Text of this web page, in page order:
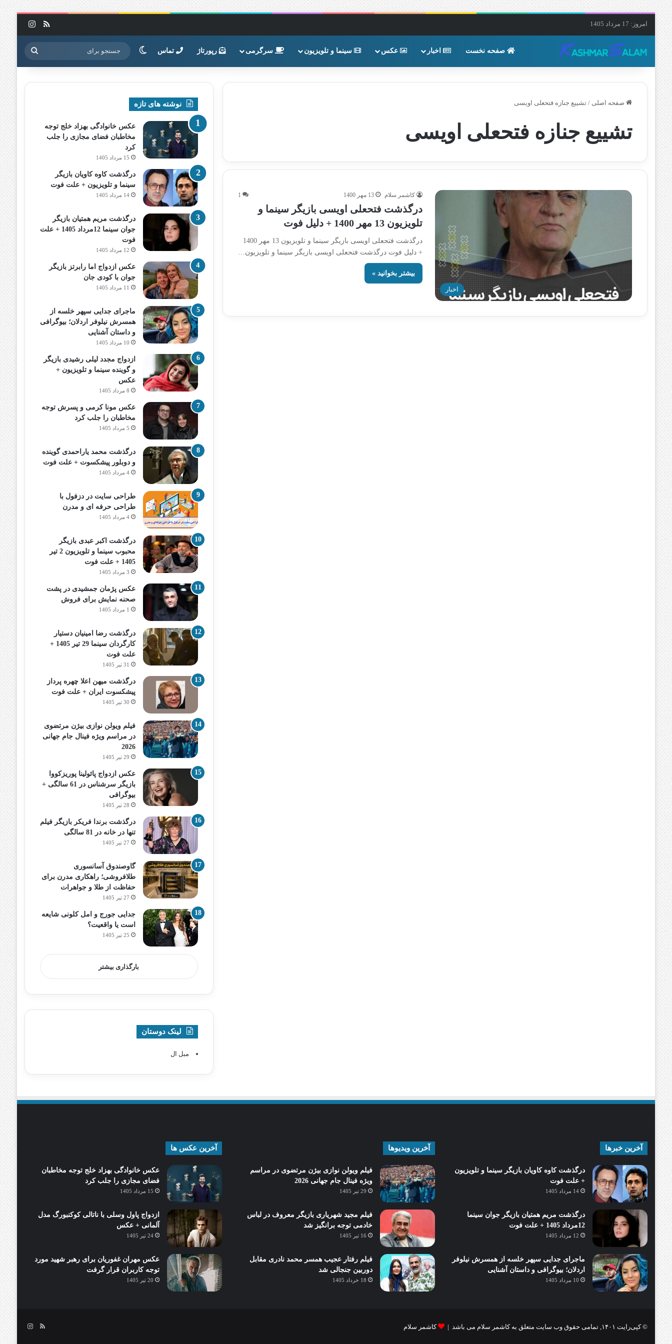
امروز: 17 مرداد 1405 خوراک
صفحه نخست اخبار عکس سینما و تلویزیون سرگرمی رپورتاژ تماس تغییر پوسته جستجو
برای
صفحه اصلی / تشییع جنازه فتحعلی اویسی
تشییع جنازه فتحعلی اویسی
اخبار
کاشمر سلام 13 مهر 1400 1
درگذشت فتحعلی اویسی بازیگر سینما و
تلویزیون 13 مهر 1400 + دلیل فوت
درگذشت فتحعلی اویسی بازیگر سینما و تلویزیون 13 مهر 1400
+ دلیل فوت درگذشت فتحعلی اویسی بازیگر سینما و تلویزیون…
بیشتر بخوانید »
نوشته های تازه
عکس خانوادگی بهزاد خلج توجه
مخاطبان فضای مجازی را جلب
کرد
15 مرداد 1405
درگذشت کاوه کاویان بازیگر
سینما و تلویزیون + علت فوت
14 مرداد 1405
درگذشت مریم همتیان بازیگر
جوان سینما 12مرداد 1405 + علت
فوت
12 مرداد 1405
عکس ازدواج اما رابرتز بازیگر
جوان با کودی جان
11 مرداد 1405
ماجرای جدایی سپهر خلسه از
همسرش نیلوفر اردلان؛ بیوگرافی
و داستان آشنایی
10 مرداد 1405
ازدواج مجدد لیلی رشیدی بازیگر
و گوینده سینما و تلویزیون +
عکس
8 مرداد 1405
عکس مونا کرمی و پسرش توجه
مخاطبان را جلب کرد
5 مرداد 1405
درگذشت محمد یاراحمدی گوینده
و دوبلور پیشکسوت + علت فوت
4 مرداد 1405
طراحی سایت در دزفول با
طراحی حرفه‌ ای و مدرن
4 مرداد 1405
درگذشت اکبر عبدی بازیگر
محبوب سینما و تلویزیون 2 تیر
1405 + علت فوت
3 مرداد 1405
عکس پژمان جمشیدی در پشت
صحنه نمایش برای فروش
1 مرداد 1405
درگذشت رضا امینیان دستیار
کارگردان سینما 29 تیر 1405 +
علت فوت
31 تیر 1405
درگذشت میهن اعلا چهره پرداز
پیشکسوت ایران + علت فوت
30 تیر 1405
فیلم ویولن نوازی بیژن مرتضوی
در مراسم ویژه فینال جام جهانی
2026
29 تیر 1405
عکس ازدواج پائولینا پوریزکووا
بازیگر سرشناس در 61 سالگی +
بیوگرافی
28 تیر 1405
درگذشت برندا فریکر بازیگر فیلم
تنها در خانه در 81 سالگی
27 تیر 1405
گاوصندوق آسانسوری
طلافروشی؛ راهکاری مدرن برای
حفاظت از طلا و جواهرات
27 تیر 1405
جدایی جورج و امل کلونی شایعه
است یا واقعیت؟
25 تیر 1405
بارگذاری بیشتر
لینک دوستان
مبل ال
آخرین خبرها
درگذشت کاوه کاویان بازیگر سینما و تلویزیون
+ علت فوت
14 مرداد 1405
درگذشت مریم همتیان بازیگر جوان سینما
12مرداد 1405 + علت فوت
12 مرداد 1405
ماجرای جدایی سپهر خلسه از همسرش نیلوفر
اردلان؛ بیوگرافی و داستان آشنایی
10 مرداد 1405
آخرین ویدیوها
فیلم ویولن نوازی بیژن مرتضوی در مراسم
ویژه فینال جام جهانی 2026
29 تیر 1405
فیلم مجید شهریاری بازیگر معروف در لباس
خادمی توجه برانگیز شد
16 تیر 1405
فیلم رفتار عجیب همسر محمد نادری مقابل
دوربین جنجالی شد
18 خرداد 1405
آخرین عکس ها
عکس خانوادگی بهزاد خلج توجه مخاطبان
فضای مجازی را جلب کرد
15 مرداد 1405
ازدواج پاول وسلی با ناتالی کوکنبورگ مدل
آلمانی + عکس
24 تیر 1405
عکس مهران غفوریان برای رهبر شهید مورد
توجه کاربران قرار گرفت
20 تیر 1405
© کپی‌رایت ۱۴۰۱, تمامی حقوق وب سایت متعلق به کاشمر سلام می باشد | کاشمر سلام خوراکاینستاگرام